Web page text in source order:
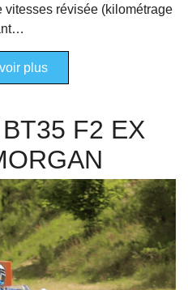
vitesses révisée (kilométrage
plus
F2 EX